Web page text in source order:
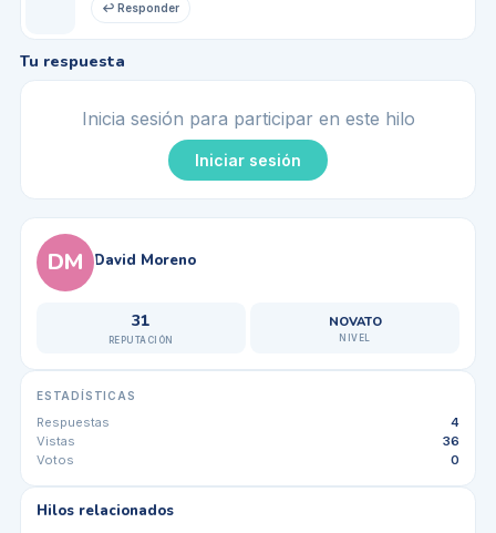
↩ Responder
Tu respuesta
Inicia sesión para participar en este hilo
Iniciar sesión
DM David Moreno
31
REPUTACIÓN
NOVATO
NIVEL
ESTADÍSTICAS
Respuestas
4
Vistas
36
Votos
0
Hilos relacionados